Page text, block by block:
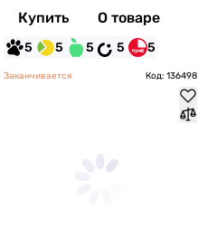
Купить О товаре
5 5 5 5 5
Заканчивается Код: 136498